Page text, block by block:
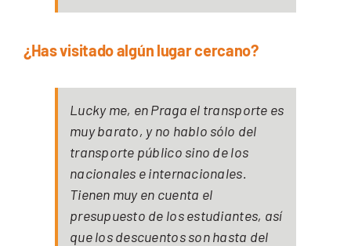
¿Has visitado algún lugar cercano?
Lucky me, en Praga el transporte es
muy barato, y no hablo sólo del
transporte público sino de los
nacionales e internacionales.
Tienen muy en cuenta el
presupuesto de los estudiantes, así
que los descuentos son hasta del